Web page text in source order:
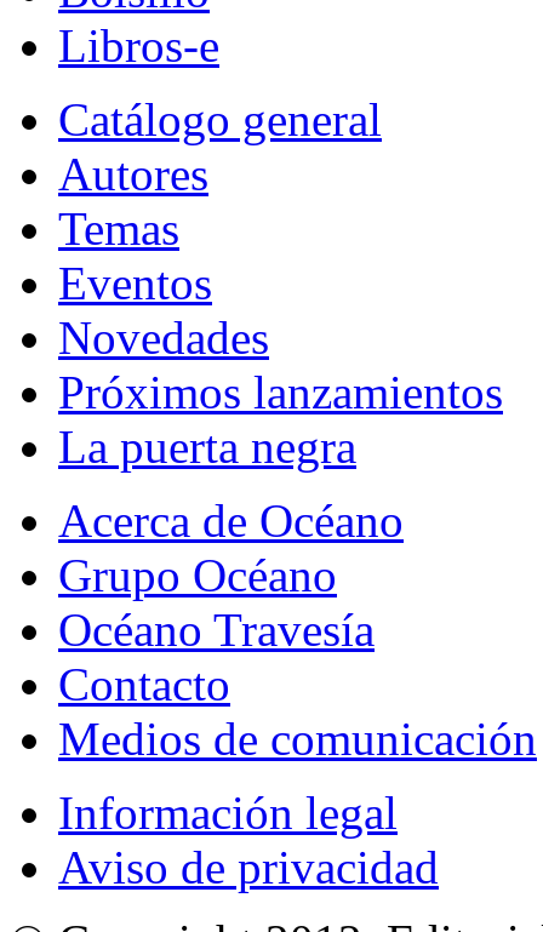
Libros-e
Catálogo general
Autores
Temas
Eventos
Novedades
Próximos lanzamientos
La puerta negra
Acerca de Océano
Grupo Océano
Océano Travesía
Contacto
Medios de comunicación
Información legal
Aviso de privacidad